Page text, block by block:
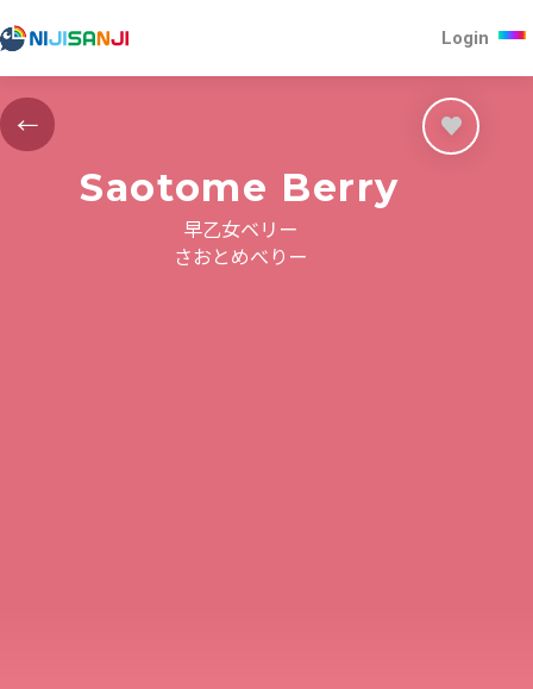
Login
←
Saotome Berry
早乙女ベリー
さおとめべりー